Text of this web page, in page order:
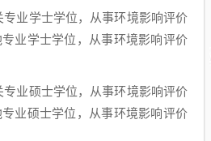
业学士学位，从事环境影响评价
业学士学位，从事环境影响评价
业硕士学位，从事环境影响评价
业硕士学位，从事环境影响评价